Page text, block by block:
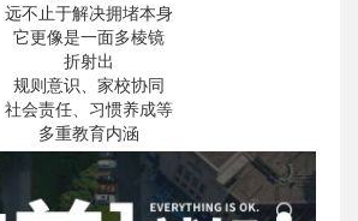
远不止于解决拥堵本身
它更像是一面多棱镜
折射出
规则意识、家校协同
社会责任、习惯养成等
多重教育内涵